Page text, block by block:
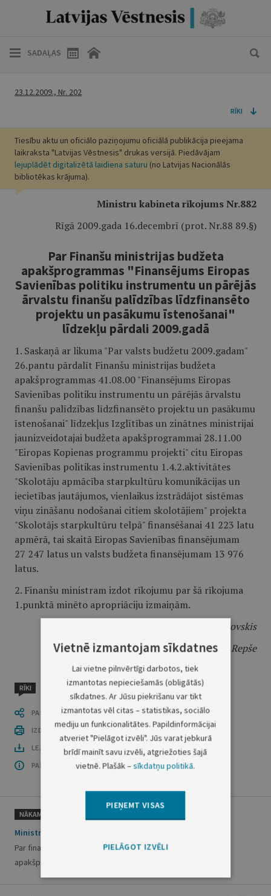
SADAĻAS
23.12.2009., Nr. 202
RĪKI
Tiesību aktu un oficiālo paziņojumu oficiālā publikācija pieejama
laikraksta "Latvijas Vēstnesis" drukas versijā. Piedāvājam
lejuplādēt digitalizētā laidiena saturu (no Latvijas Nacionālās
bibliotēkas krājuma).
Ministru kabineta rīkojums Nr.882
Rīgā 2009.gada 16.decembrī (prot. Nr.88 89.§)
Par Finanšu ministrijas budžeta
apakšprogrammas "Finansējums Eiropas
Savienības politiku instrumentu un pārējās
ārvalstu finanšu palīdzības līdzfinansēto
projektu un pasākumu īstenošanai"
līdzekļu pārdali 2009.gadā
1. Saskaņā ar likuma "Par valsts budžetu 2009.gadam"
26.pantu pārdalīt Finanšu ministrijas budžeta
apakšprogrammas 41.08.00 "Finansējums Eiropas
Savienības politiku instrumentu un pārējās ārvalstu
finanšu palīdzības līdzfinansēto projektu un pasākumu
īstenošanai" līdzekļus Izglītības un zinātnes ministrijai
jaunizveidotajai budžeta apakšprogrammai 28.11.00
"Eiropas Kopienas programmu projekti" citu Eiropas
Savienības politikas instrumentu 1.4.2.aktivitātes
"Skolotāju apmācība starpkultūru komunikācijas un
iecietības jautājumos, vienlaikus izstrādājot sistēmas
viņu zināšanu nodošanai citiem skolotājiem" projekta
"Skolotājs starpkultūru telpā" finansēšanai 41 223 latu
apmērā, tai skaitā Eiropas Savienības finansējumam
27 247 latus un valsts budžeta finansējumam 13 976
latus.
2. Finanšu ministram izdot rīkojumu par šā rīkojuma
1.punktā minēto apropriāciju izmaiņām.
V.Dombrovskis
Finanšu ministrs
E.Repše
RĪKI
PASTĀSTI CITIEM
IZDRUKĀT PUBLIKĀCIJU
LEJUPLĀDĒT LAIDIENU (PDF)
PAR OFICIĀLO IZDEVUMU
NĀKAMAIS
Ministru kabineta rīkojums Nr.883
Par finanšu līdzekļu piešķiršanu no valsts pamatbudžeta
apakšprogrammas "Līdzekļi neparedzētiem gadījumiem"
Vietnē izmantojam sīkdatnes
Lai vietne pilnvērtīgi darbotos, tiek
izmantotas nepieciešamās (obligātās)
sīkdatnes. Ar Jūsu piekrišanu var tikt
izmantotas vēl citas – statistikas, sociālo
mediju un funkcionalitātes. Papildinformācijai
atveriet "Pielāgot izvēli". Jūs varat jebkurā
brīdī mainīt savu izvēli, atgriežoties šajā
vietnē. Plašāk –sīkdatņu politikā.
PIEŅEMT VISAS
PIELĀGOT IZVĒLI